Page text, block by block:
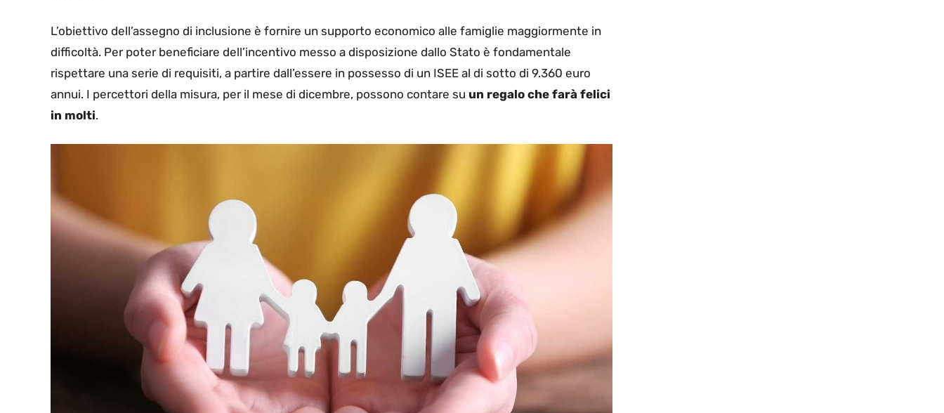
L’obiettivo dell’assegno di inclusione è fornire un supporto economico alle famiglie maggiormente in
difficoltà. Per poter beneficiare dell’incentivo messo a disposizione dallo Stato è fondamentale
rispettare una serie di requisiti, a partire dall’essere in possesso di un ISEE al di sotto di 9.360 euro
annui. I percettori della misura, per il mese di dicembre, possono contare su un regalo che farà felici
in molti.